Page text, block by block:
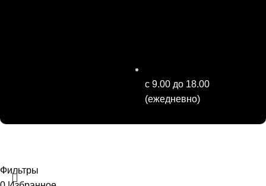
с 9.00 до 18.00
(ежедневно)
Фильтры